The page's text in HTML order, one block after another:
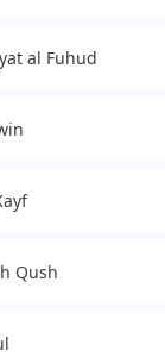
al Fuhud
Qush